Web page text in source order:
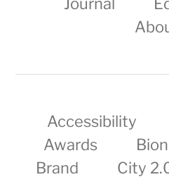
Journal
Accessibility
Awards
Brand
City